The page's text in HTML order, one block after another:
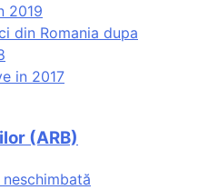
2019
din Romania dupa
in 2017
(ARB)